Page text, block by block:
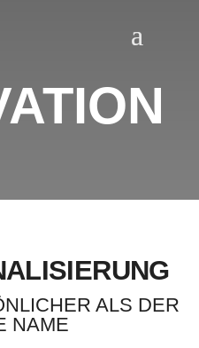
ALS DER
NAME